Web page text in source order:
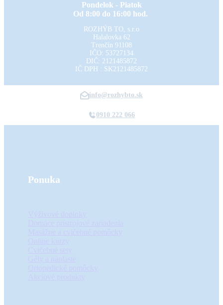
Pondelok - Piatok
Od 8:00 do 16:00 hod.
ROZHÝB TO, s.r.o
Halalovka 62
Trenčín 91108
IČO: 53727134
DIČ: 2121485872
IČ DPH : SK2121485872
info@rozhybto.sk
0910 222 066
Ponuka